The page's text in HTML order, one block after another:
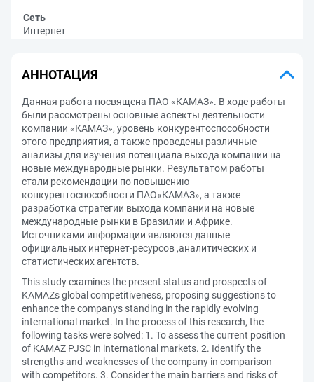
Сеть
Интернет
АННОТАЦИЯ
Данная работа посвящена ПАО «КАМАЗ». В ходе работы
были рассмотрены основные аспекты деятельности
компании «КАМАЗ», уровень конкурентоспособности
этого предприятия, а также проведены различные
анализы для изучения потенциала выхода компании на
новые международные рынки. Результатом работы
стали рекомендации по повышению
конкурентоспособности ПАО«КАМАЗ», а также
разработка стратегии выхода компании на новые
международные рынки в Бразилии и Африке.
Источниками информации являются данные
официальных интернет-ресурсов ,аналитических и
статистических агентств.
This study examines the present status and prospects of
KAMAZs global competitiveness, proposing suggestions to
enhance the companys standing in the rapidly evolving
international market. In the process of this research, the
following tasks were solved: 1. To assess the current position
of KAMAZ PJSC in international markets. 2. Identify the
strengths and weaknesses of the company in comparison
with competitors. 3. Consider the main barriers and risks of